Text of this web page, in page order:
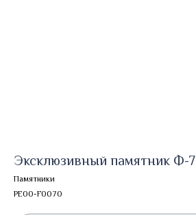
Эксклюзивный памятник Ф-7
Памятники
PE00-F0070